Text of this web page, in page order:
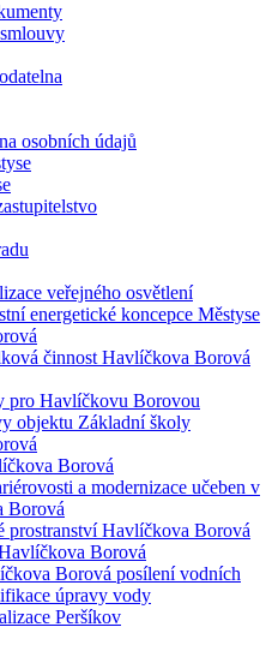
osobních údajů
veřejného osvětlení
energetické koncepce Městyse
činnost Havlíčkova Borová
pro Havlíčkovu Borovou
objektu Základní školy
Borová
a modernizace učeben v
Borová
prostranství Havlíčkova Borová
Borová
Borová posílení vodních
úpravy vody
Peršíkov